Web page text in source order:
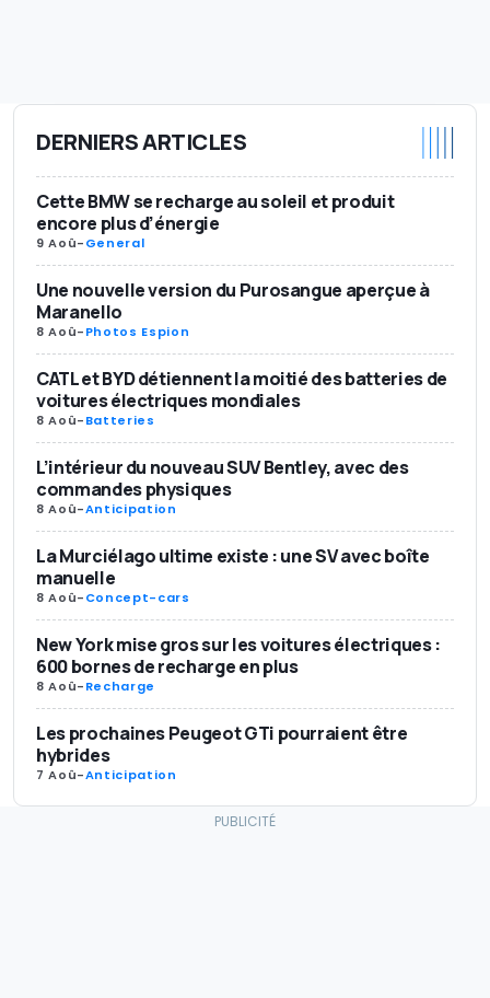
DERNIERS ARTICLES
Cette BMW se recharge au soleil et produit
encore plus d’énergie
9 Aoû-General
Une nouvelle version du Purosangue aperçue à
Maranello
8 Aoû-Photos Espion
CATL et BYD détiennent la moitié des batteries de
voitures électriques mondiales
8 Aoû-Batteries
L’intérieur du nouveau SUV Bentley, avec des
commandes physiques
8 Aoû-Anticipation
La Murciélago ultime existe : une SV avec boîte
manuelle
8 Aoû-Concept-cars
New York mise gros sur les voitures électriques :
600 bornes de recharge en plus
8 Aoû-Recharge
Les prochaines Peugeot GTi pourraient être
hybrides
7 Aoû-Anticipation